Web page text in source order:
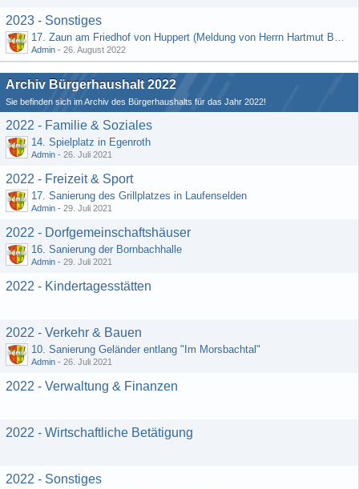
2023 - Sonstiges
17. Zaun am Friedhof von Huppert (Meldung von Herrn Hartmut Bender)
Admin - 26. August 2022
Archiv Bürgerhaushalt 2022
Sie befinden sich im Archiv des Bürgerhaushalts für das Jahr 2022!
2022 - Familie & Soziales
14. Spielplatz in Egenroth
Admin - 26. Juli 2021
2022 - Freizeit & Sport
17. Sanierung des Grillplatzes in Laufenselden
Admin - 29. Juli 2021
2022 - Dorfgemeinschaftshäuser
16. Sanierung der Bornbachhalle
Admin - 29. Juli 2021
2022 - Kindertagesstätten
2022 - Verkehr & Bauen
10. Sanierung Geländer entlang "Im Morsbachtal"
Admin - 26. Juli 2021
2022 - Verwaltung & Finanzen
2022 - Wirtschaftliche Betätigung
2022 - Sonstiges